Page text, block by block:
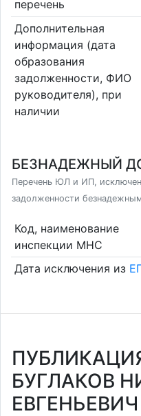
перечень
Дополнительная
информация (дата
образования
задолженности, ФИО
руководителя), при
наличии
БЕЗНАДЕЖНЫЙ
Перечень ЮЛ и ИП,
задолженности
Код, наименование
инспекции МНС
Дата исключения из
БУГЛАКОВ
ЕВГЕНЬЕВИЧ